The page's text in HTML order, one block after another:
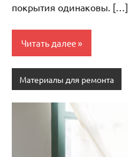
покрытия одинаковы. […]
Читать далее
Материалы для ремонта